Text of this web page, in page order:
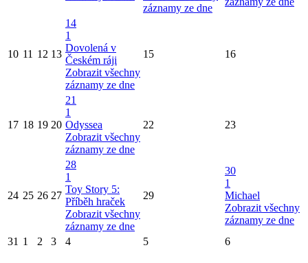
záznamy ze dne
10 11 12 13
14
1
Dovolená v
Českém ráji
Zobrazit všechny
záznamy ze dne
15 16
17 18 19 20
21
1
Odyssea
Zobrazit všechny
záznamy ze dne
22 23
24 25 26 27
28
1
Toy Story 5:
Příběh hraček
Zobrazit všechny
záznamy ze dne
29
30
1
Michael
Zobrazit všechny
záznamy ze dne
31 1 2 3 4 5 6